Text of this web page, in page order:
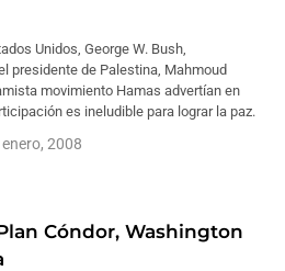
Unidos, George W. Bush,
presidente de Palestina, Mahmoud
movimiento Hamas advertían en
es ineludible para lograr la paz.
2008
Cóndor, Washington